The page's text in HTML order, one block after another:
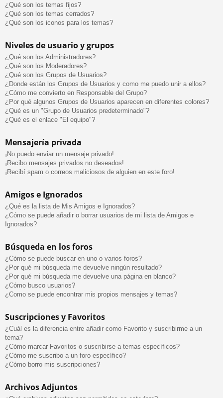
¿Qué son los temas fijos?
¿Qué son los temas cerrados?
¿Qué son los iconos para los temas?
Niveles de usuario y grupos
¿Qué son los Administradores?
¿Qué son los Moderadores?
¿Qué son los Grupos de Usuarios?
¿Donde están los Grupos de Usuarios y como me puedo unir a ellos?
¿Cómo me convierto en Responsable del Grupo?
¿Por qué algunos Grupos de Usuarios aparecen en diferentes colores?
¿Qué es un "Grupo de Usuarios predeterminado"?
¿Qué es el enlace "El equipo"?
Mensajería privada
¡No puedo enviar un mensaje privado!
¡Recibo mensajes privados no deseados!
¡Recibí spam o correos maliciosos de alguien en este foro!
Amigos e Ignorados
¿Qué es la lista de Mis Amigos e Ignorados?
¿Cómo se puede añadir o borrar usuarios de mi lista de Amigos e
Ignorados?
Búsqueda en los foros
¿Cómo se puede buscar en uno o varios foros?
¿Por qué mi búsqueda me devuelve ningún resultado?
¿Por qué mi búsqueda me devuelve una página en blanco?
¿Cómo busco usuarios?
¿Como se puede encontrar mis propios mensajes y temas?
Suscripciones y Favoritos
¿Cuál es la diferencia entre añadir como Favorito y suscribirme a un
tema?
¿Cómo marcar Favoritos o suscribirse a temas específicos?
¿Cómo me suscribo a un foro específico?
¿Cómo borro mis suscripciones?
Archivos Adjuntos